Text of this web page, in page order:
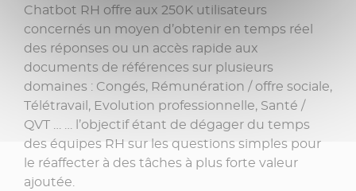
Chatbot RH offre aux 250K utilisateurs
concernés un moyen d’obtenir en temps réel
des réponses ou un accès rapide aux
documents de références sur plusieurs
domaines : Congés, Rémunération / offre sociale,
Télétravail, Evolution professionnelle, Santé /
QVT … … l’objectif étant de dégager du temps
des équipes RH sur les questions simples pour
le réaffecter à des tâches à plus forte valeur
ajoutée.